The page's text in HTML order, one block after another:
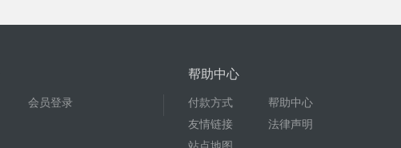
会员登录
帮助中心
付款方式
帮助中心
友情链接
法律声明